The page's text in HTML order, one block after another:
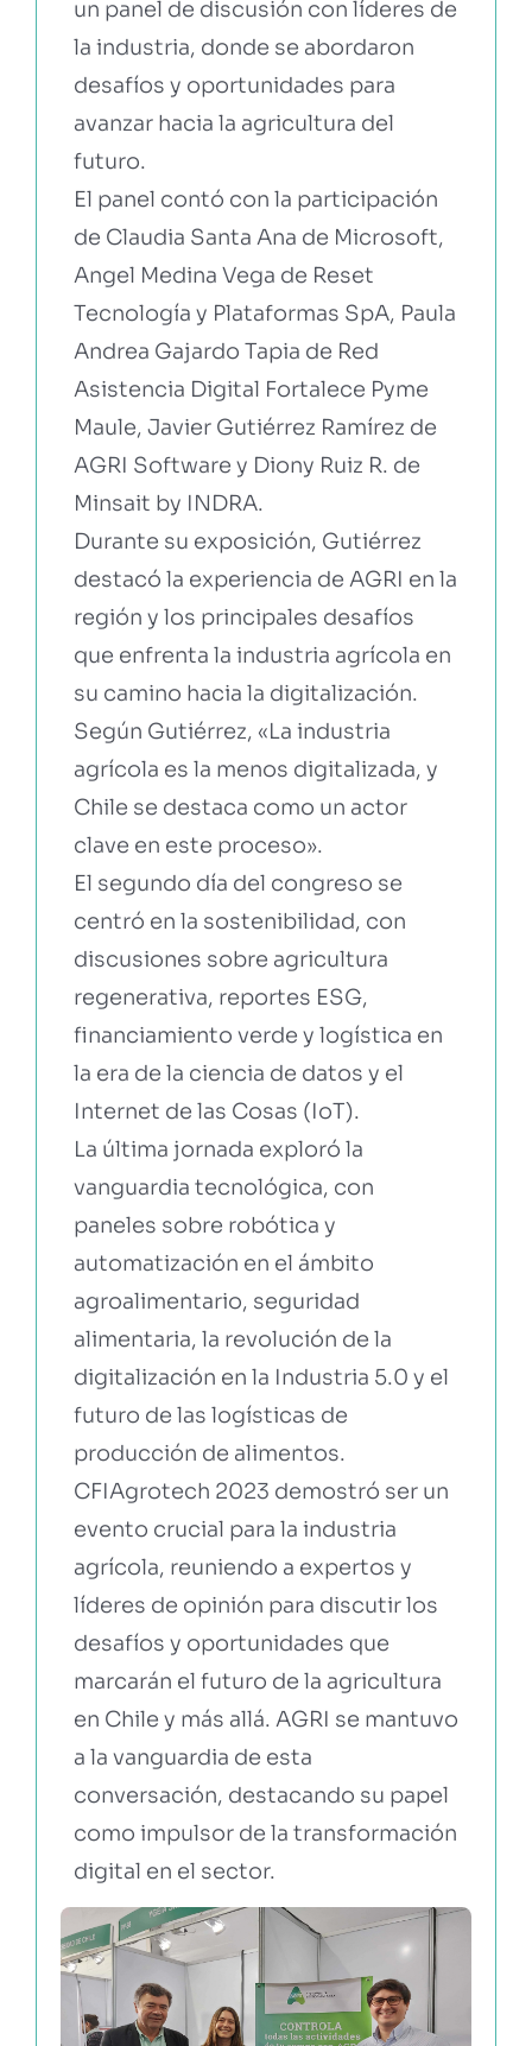
un panel de discusión con líderes de
la industria, donde se abordaron
desafíos y oportunidades para
avanzar hacia la agricultura del
futuro.
El panel contó con la participación
de Claudia Santa Ana de Microsoft,
Angel Medina Vega de Reset
Tecnología y Plataformas SpA, Paula
Andrea Gajardo Tapia de Red
Asistencia Digital Fortalece Pyme
Maule, Javier Gutiérrez Ramírez de
AGRI Software y Diony Ruiz R. de
Minsait by INDRA.
Durante su exposición, Gutiérrez
destacó la experiencia de AGRI en la
región y los principales desafíos
que enfrenta la industria agrícola en
su camino hacia la digitalización.
Según Gutiérrez, «La industria
agrícola es la menos digitalizada, y
Chile se destaca como un actor
clave en este proceso».
El segundo día del congreso se
centró en la sostenibilidad, con
discusiones sobre agricultura
regenerativa, reportes ESG,
financiamiento verde y logística en
la era de la ciencia de datos y el
Internet de las Cosas (IoT).
La última jornada exploró la
vanguardia tecnológica, con
paneles sobre robótica y
automatización en el ámbito
agroalimentario, seguridad
alimentaria, la revolución de la
digitalización en la Industria 5.0 y el
futuro de las logísticas de
producción de alimentos.
CFIAgrotech 2023 demostró ser un
evento crucial para la industria
agrícola, reuniendo a expertos y
líderes de opinión para discutir los
desafíos y oportunidades que
marcarán el futuro de la agricultura
en Chile y más allá. AGRI se mantuvo
a la vanguardia de esta
conversación, destacando su papel
como impulsor de la transformación
digital en el sector.